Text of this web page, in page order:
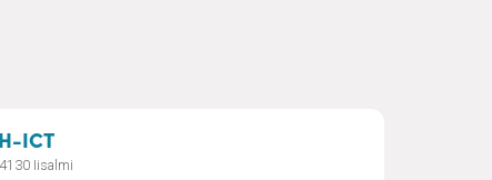
ICT– Tietokoneiden vianmääritys ja korjaus
Iisalmi